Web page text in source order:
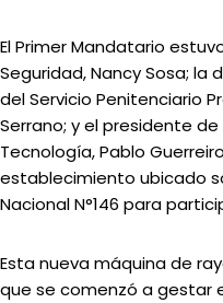
El Primer Mandatario
Seguridad, Nancy Sosa;
del Servicio Penitenciario
Serrano; y el presidente
Tecnología, Pablo
establecimiento ubicado
Nacional N°146 para
Esta nueva máquina de
que se comenzó a gestar